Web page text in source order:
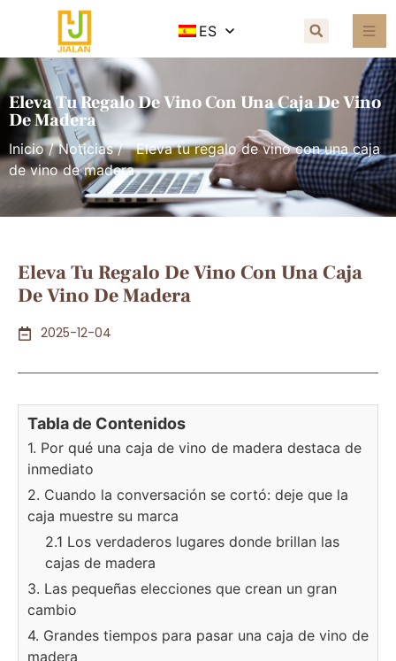
ES
Eleva Tu Regalo De Vino Con Una Caja De Vino
De Madera
Inicio/Noticias/ Eleva tu regalo de vino con una caja
de vino de madera
Eleva Tu Regalo De Vino Con Una Caja
De Vino De Madera
2025-12-04
Tabla de Contenidos
1. Por qué una caja de vino de madera destaca de
inmediato
2. Cuando la conversación se cortó: deje que la
caja muestre su marca
2.1 Los verdaderos lugares donde brillan las
cajas de madera
3. Las pequeñas elecciones que crean un gran
cambio
4. Grandes tiempos para pasar una caja de vino de
madera